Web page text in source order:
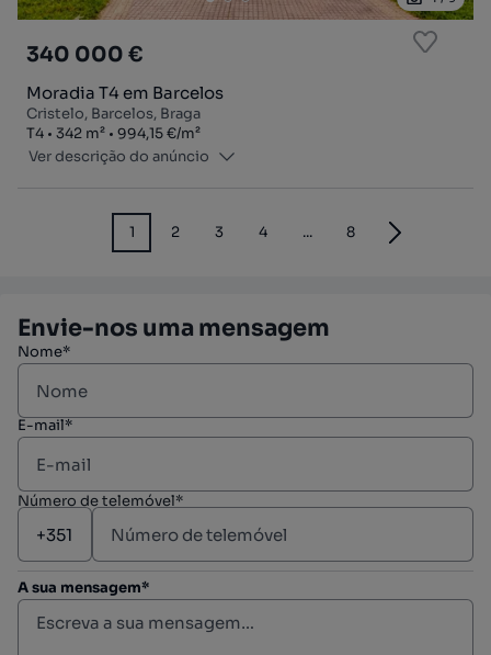
340 000 €
Moradia T4 em Barcelos
Cristelo, Barcelos, Braga
Tipologia
T4
Zona342 m²
Preço por metro quadrado
994,15 €/m²
Ver descrição do anúncio
1 2 3 4 ... 8
Envie-nos uma mensagem
Nome*
E-mail*
Número de telemóvel*
A sua mensagem*